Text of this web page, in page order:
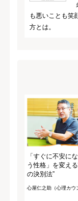
も悪いことも笑
方とは。
「すぐに不安に
う性格」を変える
の決別法”
心屋仁之助（心理カウ